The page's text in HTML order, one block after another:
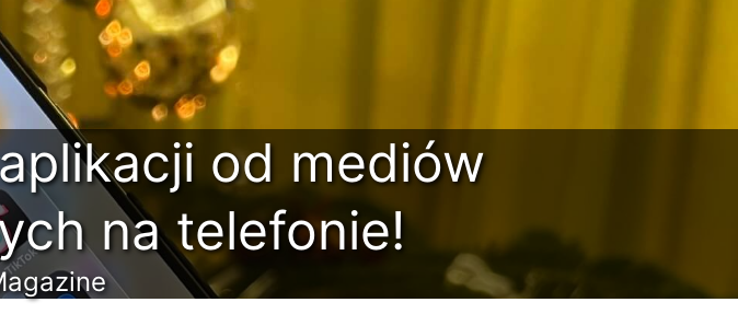
od mediów
na telefonie!